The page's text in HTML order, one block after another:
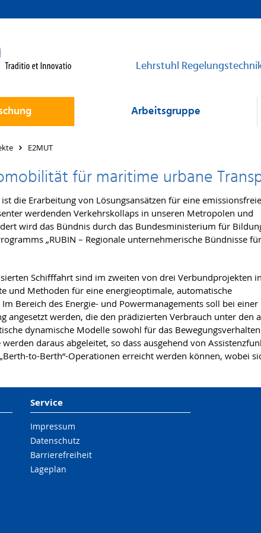
Lehrstuhl
Arbeitsgruppe
E2MUT
für maritime urbane
ist die Erarbeitung von Lösungsansätzen für eine
werdenden Verkehrskollaps in unseren Metropolen und
wird das Bündnis durch das Bundesministerium für
„RUBIN – Regionale unternehmerische Bündnisse für
Schifffahrt sind im zweiten von drei Verbundprojekten
und Methoden für eine energieoptimale, automatische
Bereich des Energie- und Powermanagements soll bei einer
angesetzt werden, die den prädizierten Verbrauch unter
dynamische Modelle sowohl für das
daraus abgeleitet, so dass ausgehend von
to-Berth“-Operationen erreicht werden können, wobei
Service
Impressum
Datenschutz
Barrierefreiheit
Lageplan